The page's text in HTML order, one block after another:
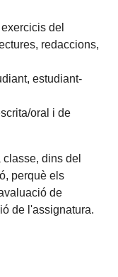
del
redaccions,
estudiant-
oral i de
dins del
perquè els
de
de l'assignatura.